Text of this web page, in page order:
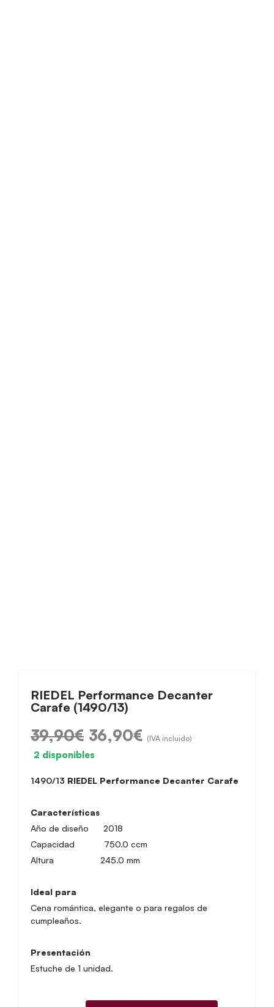
RIEDEL Performance Decanter
Carafe (1490/13)
39,90€ El
precio
36,90€ El(IVA incluido)
2 disponibles
1490/13 RIEDEL Performance Decanter Carafe
Características
Año de diseño 2018
Capacidad 750.0 ccm
Altura 245.0 mm
Ideal para
Cena romántica, elegante o para regalos de
cumpleaños.
Presentación
Estuche de 1 unidad.